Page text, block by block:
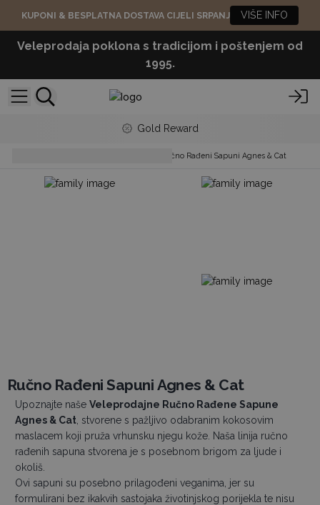
KUPONI & BESPLATNA DOSTAVA CIJELI SRPANJ VIŠE INFO
Veleprodaja poklona s tradicijom i poštenjem od
1995.
Gold Reward
Ručno Rađeni Sapuni Agnes & Cat
Ručno Rađeni Sapuni Agnes & Cat
Upoznajte naše Veleprodajne Ručno Rađene Sapune
Agnes & Cat, stvorene s pažljivo odabranim kokosovim
maslacem koji pruža vrhunsku njegu kože. Naša linija ručno
rađenih sapuna stvorena je s posebnom brigom za ljude i
okoliš.
Ovi sapuni su posebno prilagođeni veganima, jer su
formulirani bez ikakvih sastojaka životinjskog porijekla te nisu